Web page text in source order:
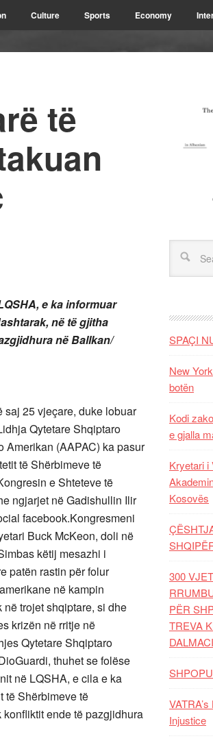
Culture Sports Economy
të
e ka informuar
në të gjitha
në Ballkan/
saj 25 vjeçare, duke lobuar
Qytetare Shqiptaro
Amerikan (AAPAC) ka pasur
të Shërbimeve të
e Shteteve të
ngjarjet në Gadishullin Ilir
facebook.Kongresmeni
Buck McKeon, doli në
këtij mesazhi i
patën rastin për folur
në kampin
trojet shqiptare, si dhe
krizën në rritje në
Qytetare Shqiptaro
thuhet se folëse
në LQSHA, e cila e ka
të Shërbimeve të
ende të pazgjidhura
SPAÇI
New
botën
Kodi
e gjalla
Kryetari i
Kosovës
300
PËR
TREVA
Injustice